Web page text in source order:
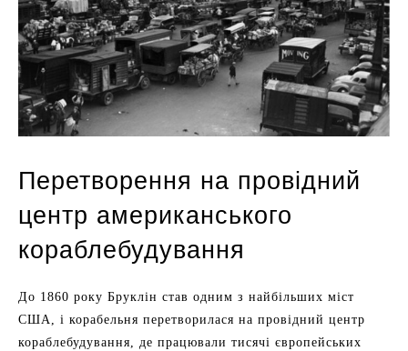
Перетворення на провідний
центр американського
кораблебудування
До 1860 року Бруклін став одним з найбільших міст
США, і корабельня перетворилася на провідний центр
кораблебудування, де працювали тисячі європейських